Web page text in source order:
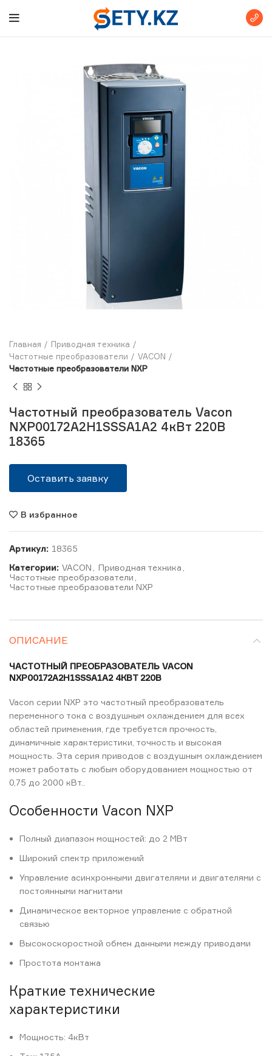
Главная
Приводная техника
Частотные преобразователи
VACON
Частотные преобразователи NXP
Частотный преобразователь Vacon
NXP00172A2H1SSSA1A2 4кВт 220В
18365
Оставить заявку
В избранное
Артикул: 18365
Категории: VACON Приводная техника
Частотные преобразователи
Частотные преобразователи NXP
ОПИСАНИЕ
ЧАСТОТНЫЙ ПРЕОБРАЗОВАТЕЛЬ VACON
NXP00172A2H1SSSA1A2 4КВТ 220В
Vacon серии NXP это частотный преобразователь
переменного тока с воздушным охлаждением для всех
областей применения, где требуется прочность,
динамичные характеристики, точность и высокая
мощность. Эта серия приводов с воздушным охлаждением
может работать с любым оборудованием мощностью от
0,75 до 2000 кВт..
Особенности Vacon NXP
Полный диапазон мощностей: до 2 МВт
Широкий спектр приложений
Управление асинхронными двигателями и двигателями с
постоянными магнитами
Динамическое векторное управление с обратной
связью
Высокоскоростной обмен данными между приводами
Простота монтажа
Краткие технические
характеристики
Мощность: 4кВт